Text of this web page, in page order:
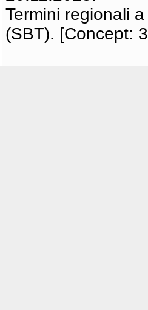
Termini regionali
(SBT). [Concept: